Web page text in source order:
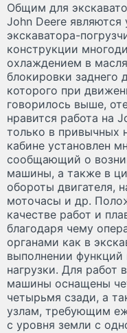
Общим для
John Deere являются
экскаватора-
конструкции
охлаждением в
блокировки заднего
которого при
говорилось выше,
нравится работа на
только в привычных
кабине установлен
сообщающий о
машины, а также в
обороты двигателя,
моточасы и др.
качестве работ и
благодаря чему
органами как в
выполнении функций
нагрузки. Для работ
машины оснащены
четырьмя сзади, а
узлам, требующим
с уровня земли с